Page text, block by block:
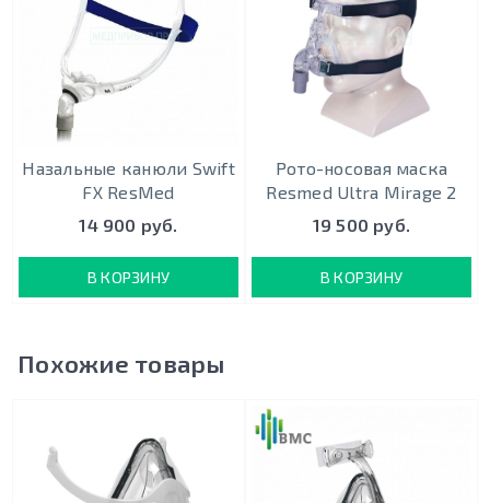
Назальные канюли Swift
FX ResMed
14 900 руб.
В КОРЗИНУ
Рото-носовая маска
Resmed Ultra Mirage 2
19 500 руб.
В КОРЗИНУ
Похожие товары